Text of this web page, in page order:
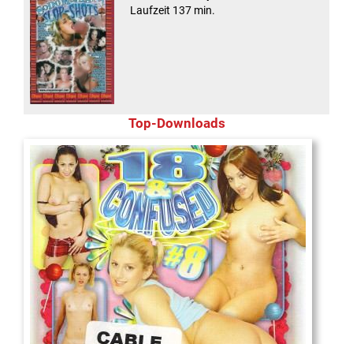
Laufzeit 137 min.
Top-Downloads